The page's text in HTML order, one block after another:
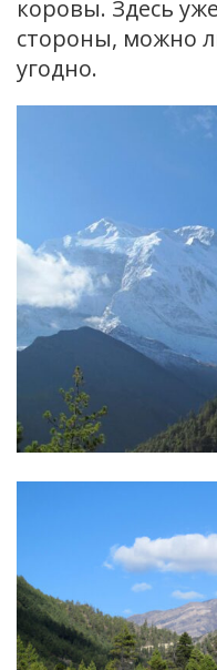
коровы. Здесь
стороны, можно
угодно.